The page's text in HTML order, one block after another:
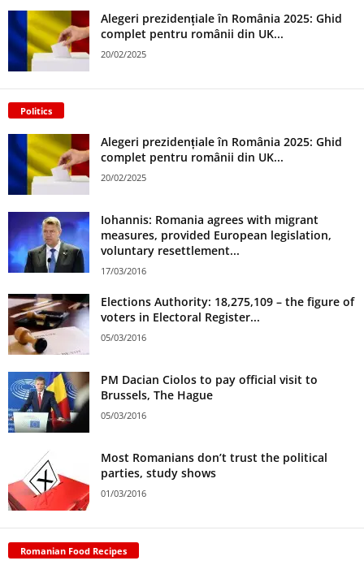
Alegeri prezidențiale în România 2025: Ghid
complet pentru românii din UK...
20/02/2025
Politics
Alegeri prezidențiale în România 2025: Ghid
complet pentru românii din UK...
20/02/2025
Iohannis: Romania agrees with migrant
measures, provided European legislation,
voluntary resettlement...
17/03/2016
Elections Authority: 18,275,109 – the figure of
voters in Electoral Register...
05/03/2016
PM Dacian Ciolos to pay official visit to
Brussels, The Hague
05/03/2016
Most Romanians don’t trust the political
parties, study shows
01/03/2016
Romanian Food Recipes